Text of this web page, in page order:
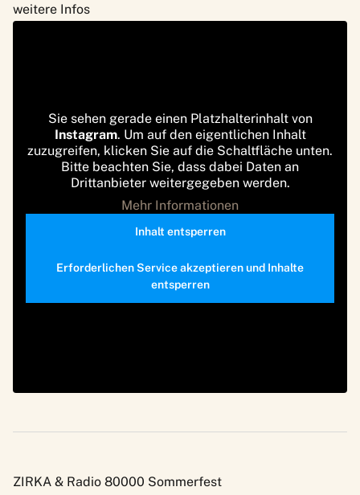
weitere Infos
Sie sehen gerade einen Platzhalterinhalt von
Instagram. Um auf den eigentlichen Inhalt
zuzugreifen, klicken Sie auf die Schaltfläche unten.
Bitte beachten Sie, dass dabei Daten an
Drittanbieter weitergegeben werden.
Mehr Informationen
Inhalt entsperren
Erforderlichen Service akzeptieren und Inhalte
entsperren
ZIRKA & Radio 80000 Sommerfest